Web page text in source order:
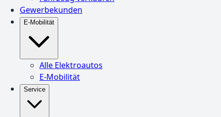
Gewerbekunden
E-Mobilität
Alle Elektroautos
E-Mobilität
Service